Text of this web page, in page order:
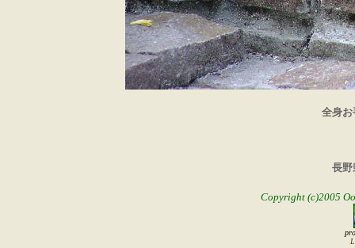
全身お
長野
Copyright (c)2005